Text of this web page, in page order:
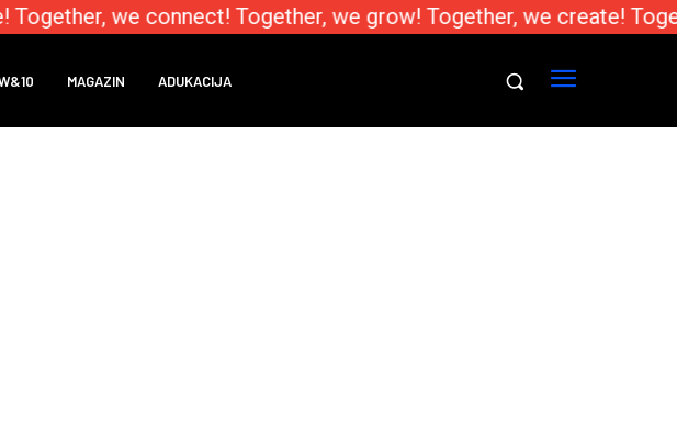
we connect! Together, we grow! Together, we create!
MAGAZIN ADUKACIJA